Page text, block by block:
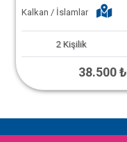
Kalkan / İslamlar
2 Kişilik
38.500 ₺